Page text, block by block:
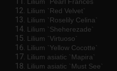
Lilium `Red Velvet`
Lilium `Roselily Celina`
Lilium `Sheherezade`
Lilium `Virtuoso`
Lilium `Yellow Cocotte`
Lilium asiatic `Mapira`
Lilium asiatic `Must See`